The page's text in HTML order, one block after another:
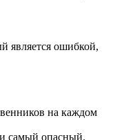
является ошибкой,
на каждом
самый опасный.